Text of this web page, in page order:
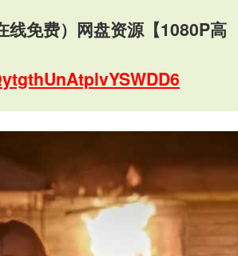
线免费）网盘资源【1080P高